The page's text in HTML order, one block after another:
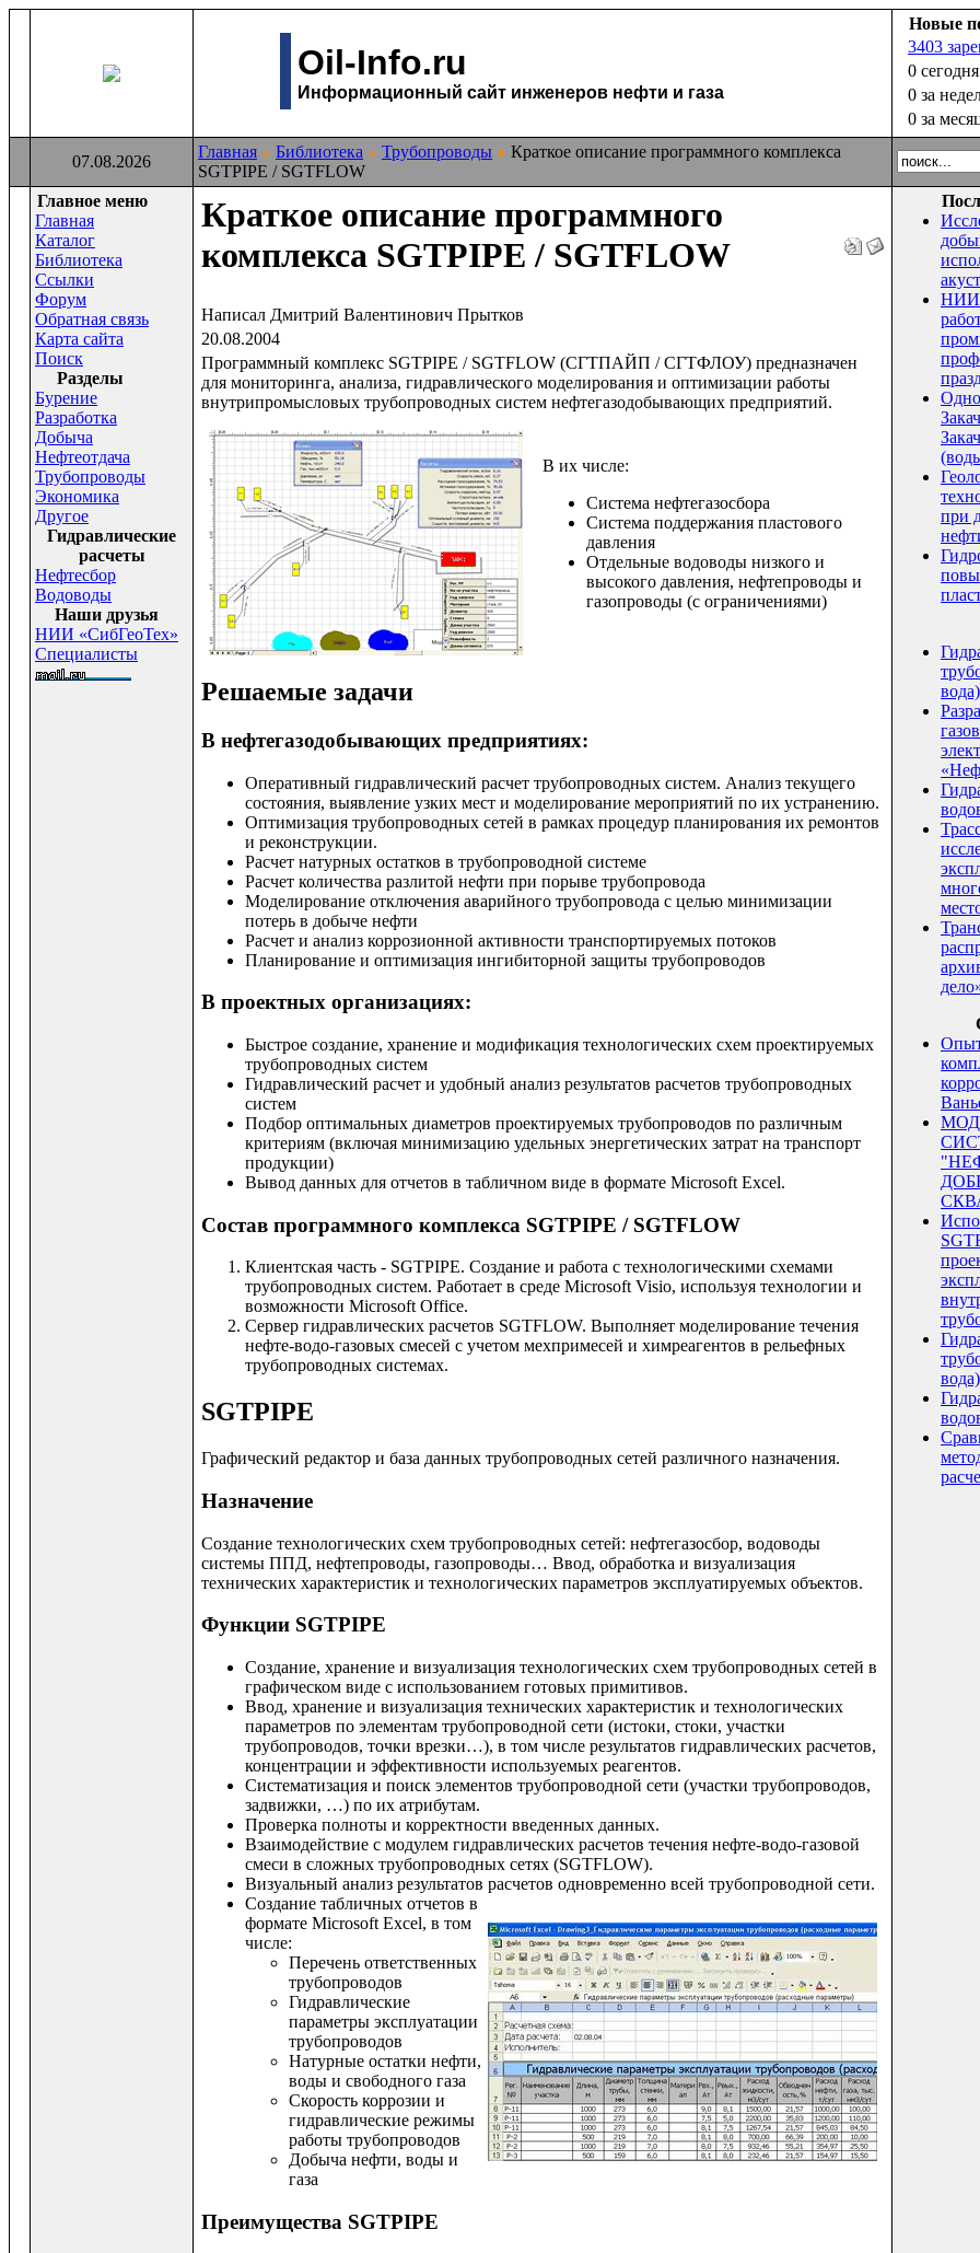
Oil-Info.ru
Информационный сайт инженеров нефти и газа
Новые
3403
0 сегодня
0 за
0 за
07.08.2026
Главная Библиотека Трубопроводы
Краткое описание программного комплекса
SGTPIPE / SGTFLOW
Главное меню
Главная
Каталог
Библиотека
Ссылки
Форум
Обратная связь
Карта сайта
Поиск
Раздeлы
Бурение
Разработка
Добыча
Нефтеотдача
Трубопроводы
Экономика
Другое
Гидравлические
расчеты
Нефтесбор
Водоводы
Наши друзья
НИИ «СибГеоТех»
Специалисты
Краткое описание программного
комплекса SGTPIPE / SGTFLOW
Написал Дмитрий Валентинович Прытков
20.08.2004
Программный комплекс SGTPIPE / SGTFLOW (СГТПАЙП / СГТФЛОУ) предназначен
для мониторинга, анализа, гидравлического моделирования и оптимизации работы
внутрипромысловых трубопроводных систем нефтегазодобывающих предприятий.
В их числе:
Система нефтегазосбора
Система поддержания пластового
давления
Отдельные водоводы низкого и
высокого давления, нефтепроводы и
газопроводы (с ограничениями)
Решаемые задачи
В нефтегазодобывающих предприятиях:
Оперативный гидравлический расчет трубопроводных систем. Анализ текущего
состояния, выявление узких мест и моделирование мероприятий по их устранению.
Оптимизация трубопроводных сетей в рамках процедур планирования их ремонтов
и реконструкции.
Расчет натурных остатков в трубопроводной системе
Расчет количества разлитой нефти при порыве трубопровода
Моделирование отключения аварийного трубопровода с целью минимизации
потерь в добыче нефти
Расчет и анализ коррозионной активности транспортируемых потоков
Планирование и оптимизация ингибиторной защиты трубопроводов
В проектных организациях:
Быстрое создание, хранение и модификация технологических схем проектируемых
трубопроводных систем
Гидравлический расчет и удобный анализ результатов расчетов трубопроводных
систем
Подбор оптимальных диаметров проектируемых трубопроводов по различным
критериям (включая минимизацию удельных энергетических затрат на транспорт
продукции)
Вывод данных для отчетов в табличном виде в формате Microsoft Excel.
Состав программного комплекса SGTPIPE / SGTFLOW
Клиентская часть - SGTPIPE. Создание и работа с технологическими схемами
трубопроводных систем. Работает в среде Microsoft Visio, используя технологии и
возможности Microsoft Office.
Сервер гидравлических расчетов SGTFLOW. Выполняет моделирование течения
нефте-водо-газовых смесей с учетом мехпримесей и химреагентов в рельефных
трубопроводных системах.
SGTPIPE
Графический редактор и база данных трубопроводных сетей различного назначения.
Назначение
Создание технологических схем трубопроводных сетей: нефтегазосбор, водоводы
системы ППД, нефтепроводы, газопроводы… Ввод, обработка и визуализация
технических характеристик и технологических параметров эксплуатируемых объектов.
Функции SGTPIPE
Создание, хранение и визуализация технологических схем трубопроводных сетей в
графическом виде с использованием готовых примитивов.
Ввод, хранение и визуализация технических характеристик и технологических
параметров по элементам трубопроводной сети (истоки, стоки, участки
трубопроводов, точки врезки…), в том числе результатов гидравлических расчетов,
концентрации и эффективности используемых реагентов.
Систематизация и поиск элементов трубопроводной сети (участки трубопроводов,
задвижки, …) по их атрибутам.
Проверка полноты и корректности введенных данных.
Взаимодействие с модулем гидравлических расчетов течения нефте-водо-газовой
смеси в сложных трубопроводных сетях (SGTFLOW).
Визуальный анализ результатов расчетов одновременно всей трубопроводной сети.
Создание табличных отчетов в
формате Microsoft Excel, в том
числе:
Перечень ответственных
трубопроводов
Гидравлические
параметры эксплуатации
трубопроводов
Натурные остатки нефти,
воды и свободного газа
Скорость коррозии и
гидравлические режимы
работы трубопроводов
Добыча нефти, воды и
газа
Преимущества SGTPIPE
НИИ
при
вода)
вода)